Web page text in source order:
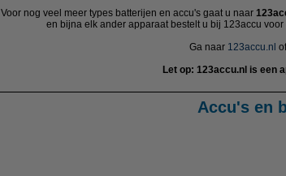
Voor nog veel meer types batterijen en accu's gaat u naar
en bijna elk ander apparaat bestelt u bij 123accu
Ga naar 123accu.nl
Let op: 123accu.nl is een
Accu's en